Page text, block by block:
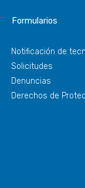
Formularios
Notificación de
Solicitudes
Denuncias
Derechos de